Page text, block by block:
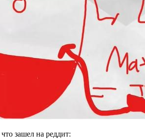
зашел на реддит: